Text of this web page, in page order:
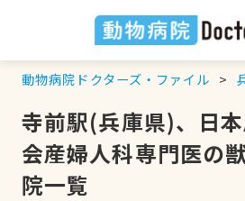
動物病院ドクターズ・ファイル
寺前駅(兵庫県)、日
会産婦人科専門医の
院一覧